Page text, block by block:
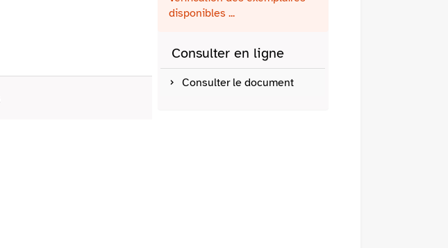
disponibles ...
Consulter en ligne
Consulter le document